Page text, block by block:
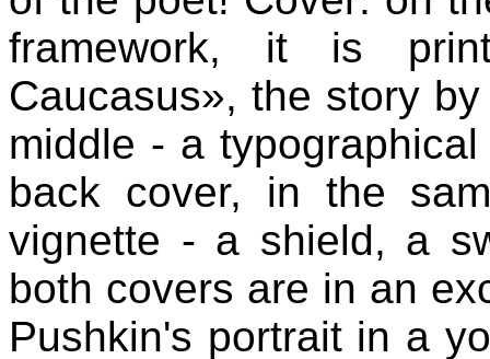
framework, it is
Caucasus», the story
middle - a
back cover, in the
vignette - a shield, a
both covers are in an
Pushkin's portrait in a